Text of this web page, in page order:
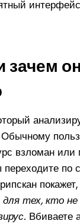
зачем
Обычному
взломан
по
тех, кто
Вбиваете